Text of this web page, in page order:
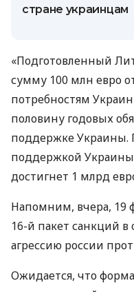
стране украинцам
«Подготовленный
сумму 100 млн евро
потребностям
половину годовых
поддержке
поддержкой
достигнет 1 млрд
Напомним, вчера, 19
16-й пакет санкций
агрессию россии
Ожидается, что